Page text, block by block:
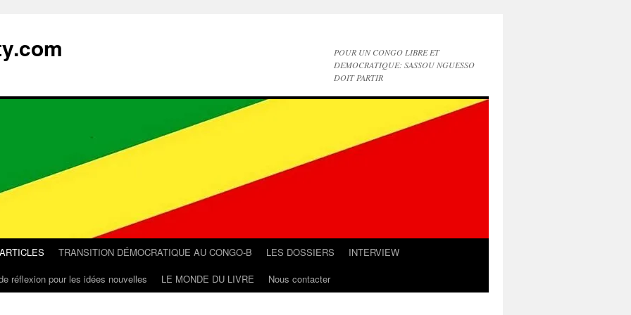
POUR UN CONGO LIBRE ET
DEMOCRATIQUE: SASSOU NGUESSO
DOIT PARTIR
TRANSITION DÉMOCRATIQUE AU CONGO-B LES DOSSIERS
INTERVIEW
réflexion pour les idées nouvelles LE MONDE DU LIVRE Nous contacter